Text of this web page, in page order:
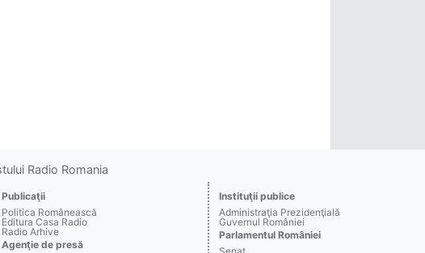
Radio Romania
Publicaţii
Politica Românească
Editura Casa Radio
Radio Arhive
Agenţie de presă
Instituţii publice
Administraţia Prezidenţială
Guvernul României
Parlamentul României